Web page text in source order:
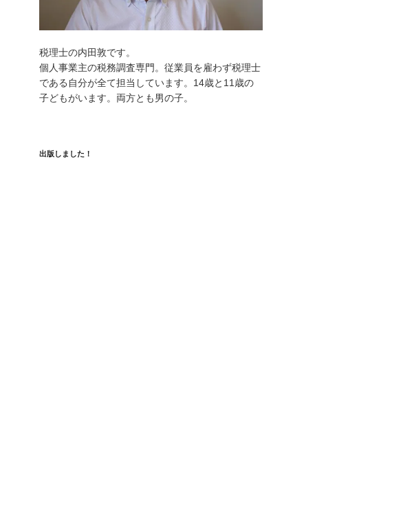
税理士の内田敦です。
個人事業主の税務調査専門。従業員を雇わず税理士
である自分が全て担当しています。14歳と11歳の
子どもがいます。両方とも男の子。
出版しました！